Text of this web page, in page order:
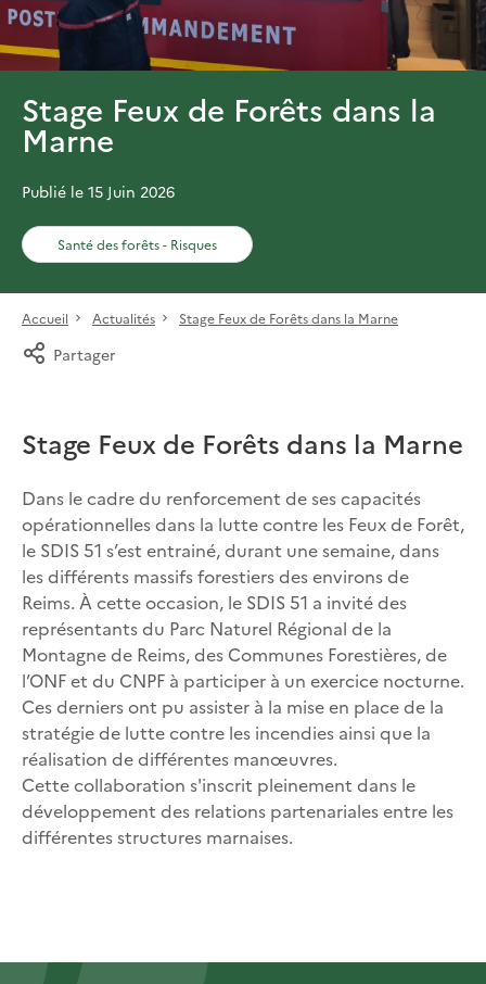
Stage Feux de Forêts dans la
Marne
Publié le 15 Juin 2026
Santé des forêts - Risques
Accueil Actualités Stage Feux de Forêts dans la Marne
Partager
Stage Feux de Forêts dans la Marne
Dans le cadre du renforcement de ses capacités
opérationnelles dans la lutte contre les Feux de Forêt,
le SDIS 51 s’est entrainé, durant une semaine, dans
les différents massifs forestiers des environs de
Reims. À cette occasion, le SDIS 51 a invité des
représentants du Parc Naturel Régional de la
Montagne de Reims, des Communes Forestières, de
l’ONF et du CNPF à participer à un exercice nocturne.
Ces derniers ont pu assister à la mise en place de la
stratégie de lutte contre les incendies ainsi que la
réalisation de différentes manœuvres.
Cette collaboration s'inscrit pleinement dans le
développement des relations partenariales entre les
différentes structures marnaises.